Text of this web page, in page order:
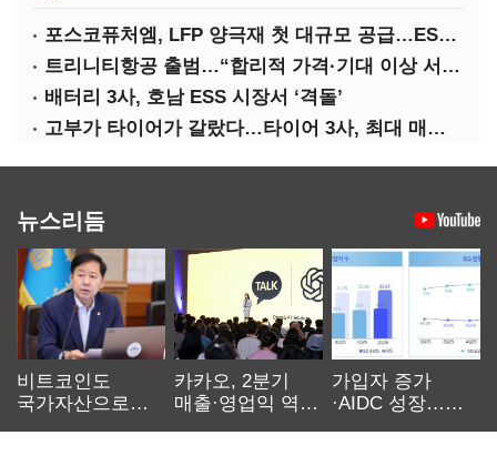
포스코퓨처엠, LFP 양극재 첫 대규모 공급…ESS 시장 공략
트리니티항공 출범…“합리적 가격·기대 이상 서비스로 승부”
배터리 3사, 호남 ESS 시장서 ‘격돌’
고부가 타이어가 갈랐다…타이어 3사, 최대 매출에도 영업익 희비
뉴스리듬
비트코인도
국가자산으로…'
카카오, 2분기
매출·영업익 역대
가입자 증가
·AIDC 성장…